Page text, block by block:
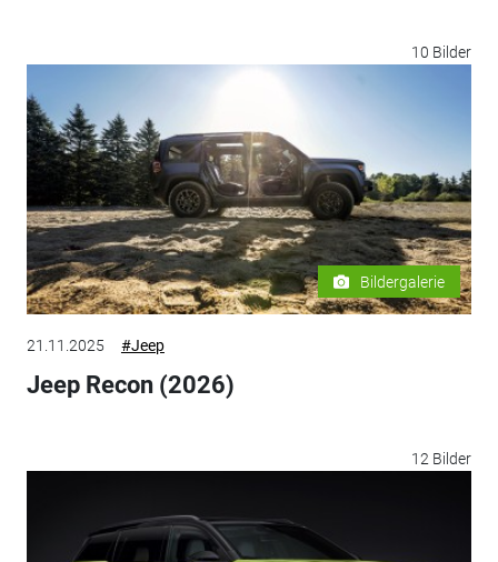
10 Bilder
Bildergalerie
21.11.2025 #Jeep
Jeep Recon (2026)
12 Bilder